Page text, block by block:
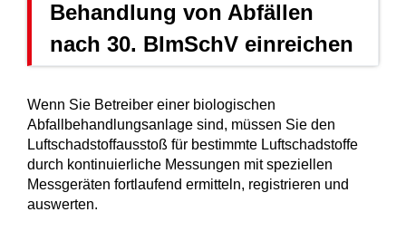
Behandlung von Abfällen
nach 30. BImSchV einreichen
Wenn Sie Betreiber einer biologischen
Abfallbehandlungsanlage sind, müssen Sie den
Luftschadstoffausstoß für bestimmte Luftschadstoffe
durch kontinuierliche Messungen mit speziellen
Messgeräten fortlaufend ermitteln, registrieren und
auswerten.